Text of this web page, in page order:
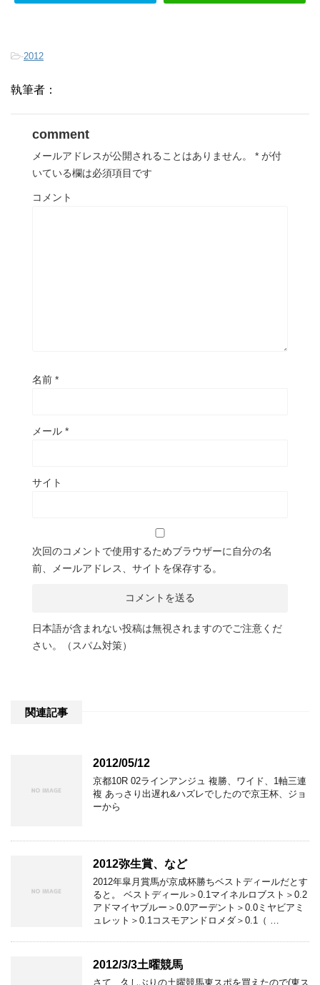
-2012
執筆者：
comment
メールアドレスが公開されることはありません。 * が付
いている欄は必須項目です
コメント
名前 *
メール *
サイト
次回のコメントで使用するためブラウザーに自分の名
前、メールアドレス、サイトを保存する。
日本語が含まれない投稿は無視されますのでご注意くだ
さい。（スパム対策）
関連記事
2012/05/12
京都10R 02ラインアンジュ 複勝、ワイド、1軸三連
複 あっさり出遅れ&ハズレでしたので京王杯、ジョ
ーから
2012弥生賞、など
2012年皐月賞馬が京成杯勝ちベストディールだとす
ると。 ベストディール＞0.1マイネルロブスト＞0.2
アドマイヤブルー＞0.0アーデント＞0.0ミヤビアミ
ュレット＞0.1コスモアンドロメダ＞0.1（ …
2012/3/3土曜競馬
さて、久しぶりの土曜競馬東スポを買えたので(東ス